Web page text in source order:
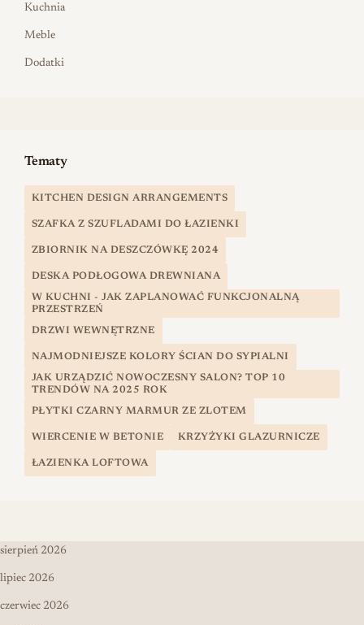
Kuchnia
Meble
Dodatki
Tematy
KITCHEN DESIGN ARRANGEMENTS
SZAFKA Z SZUFLADAMI DO ŁAZIENKI
ZBIORNIK NA DESZCZÓWKĘ 2024
DESKA PODŁOGOWA DREWNIANA
W KUCHNI - JAK ZAPLANOWAĆ FUNKCJONALNĄ
PRZESTRZEŃ
DRZWI WEWNĘTRZNE
NAJMODNIEJSZE KOLORY ŚCIAN DO SYPIALNI
JAK URZĄDZIĆ NOWOCZESNY SALON? TOP 10
TRENDÓW NA 2025 ROK
PŁYTKI CZARNY MARMUR ZE ZLOTEM
WIERCENIE W BETONIE KRZYŻYKI GLAZURNICZE
ŁAZIENKA LOFTOWA
sierpień 2026
lipiec 2026
czerwiec 2026